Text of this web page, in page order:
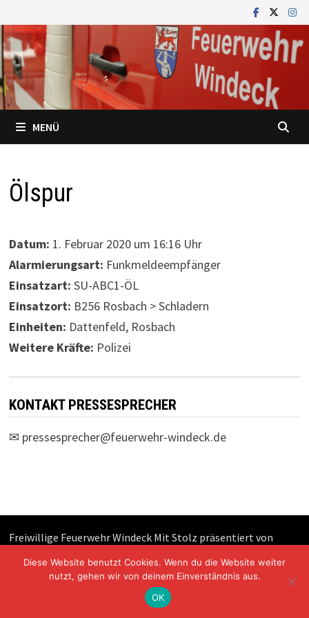
Inhalt
springen
MENÜ
Ölspur
Datum: 1. Februar 2020 um 16:16 Uhr
Alarmierungsart: Funkmeldeempfänger
Einsatzart: SU-ABC1-ÖL
Einsatzort: B256 Rosbach > Schladern
Einheiten: Dattenfeld, Rosbach
Weitere Kräfte: Polizei
KONTAKT PRESSESPRECHER
✉ pressesprecher@feuerwehr-windeck.de
Freiwillige Feuerwehr Windeck Mit Stolz präsentiert von
Diese Website benutzt Cookies. Wenn du die Website weiter
nutzt, gehen wir von deinem Einverständnis aus.
OK